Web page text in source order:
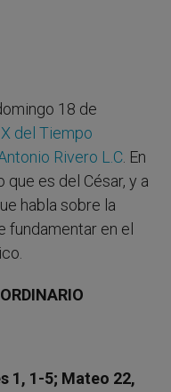
18 de
del Tiempo
Rivero L.C . En
que es del César, y a
habla sobre la
fundamentar en el
1, 1-5; Mateo 22,